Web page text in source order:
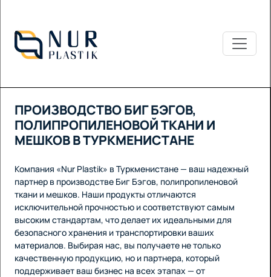
ПРОИЗВОДСТВО БИГ БЭГОВ,
ПОЛИПРОПИЛЕНОВОЙ ТКАНИ И
МЕШКОВ В ТУРКМЕНИСТАНЕ
Компания «Nur Plastik» в Туркменистане — ваш надежный
партнер в производстве Биг Бэгов, полипропиленовой
ткани и мешков. Наши продукты отличаются
исключительной прочностью и соответствуют самым
высоким стандартам, что делает их идеальными для
безопасного хранения и транспортировки ваших
материалов. Выбирая нас, вы получаете не только
качественную продукцию, но и партнера, который
поддерживает ваш бизнес на всех этапах — от